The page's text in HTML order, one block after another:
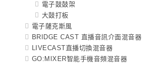
電子鼓鼓架
大鼓打板
電子薩克斯風
BRIDGE CAST 直播音訊介面混音器
LIVECAST直播切換混音器
GO:MIXER智能手機音頻混音器